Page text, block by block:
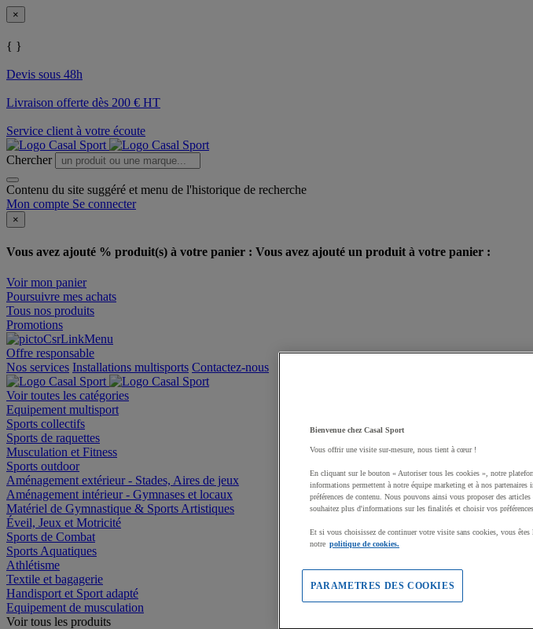
×
{ }
Devis sous 48h
Livraison offerte dès 200 € HT
Service client à votre écoute
Chercher
Contenu du site suggéré et menu de l'historique de recherche
Mon compte Se connecter
×
Vous avez ajouté % produit(s) à votre panier : Vous avez ajouté un produit à votre panier :
Voir mon panier
Poursuivre mes achats
Tous nos produits
Promotions
Offre responsable
Nos services Installations multisports Contactez-nous
Voir toutes les catégories
Equipement multisport
Sports collectifs
Sports de raquettes
Musculation et Fitness
Sports outdoor
Aménagement extérieur - Stades, Aires de jeux
Aménagement intérieur - Gymnases et locaux
Matériel de Gymnastique & Sports Artistiques
Éveil, Jeux et Motricité
Sports de Combat
Sports Aquatiques
Athlétisme
Textile et bagagerie
Handisport et Sport adapté
Equipement de musculation
Voir tous les produits
Bienvenue chez Casal Sport
Vous offrir une visite sur-mesure, nous tient à cœur !
En cliquant sur le bouton « Autoriser tous les cookies », notre
informations permettent à notre équipe marketing et à nos partenaires
préférences de contenu. Nous pouvons ainsi vous proposer des
souhaitez plus d'informations sur les finalités et choisir vos
Et si vous choisissez de continuer votre visite sans cookies, vous
notre politique de cookies.
PARAMETRES DES COOKIES